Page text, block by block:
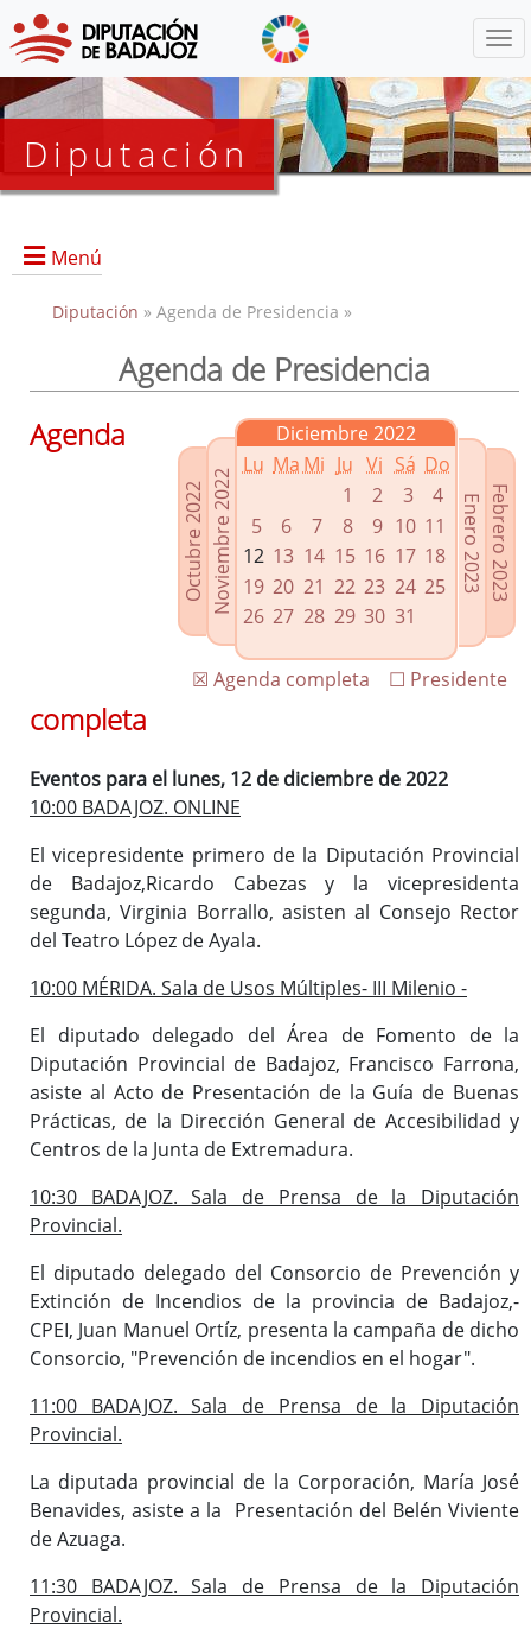
Diputación
Menú
Presidencia
Grupos Políticos
Enlaces relacionados
Agenda de Presidencia
Plenos provinciales y Juntas de gobierno
Oficina de Proyectos Europeos
Diputación » Agenda de Presidencia »
Agenda de Presidencia
Octubre 2022Noviembre 2022
Diciembre 2022
Lu Ma Mi Ju Vi Sá Do
1
2 3
4
5
6 7 8 9 10 11
12 13 14 15 16 17 18
19 20 21 22 23 24 25
26 27 28 29 30 31
Febrero 2023
Enero 2023
☐ Presidente
☒ Agenda completa
Agenda
completa
Eventos para el lunes, 12 de diciembre de 2022
10:00 BADAJOZ. ONLINE
El vicepresidente primero de la Diputación Provincial
de Badajoz,Ricardo Cabezas y la vicepresidenta
segunda, Virginia Borrallo, asisten al Consejo Rector
del Teatro López de Ayala.
10:00 MÉRIDA. Sala de Usos Múltiples- III Milenio -
El diputado delegado del Área de Fomento de la
Diputación Provincial de Badajoz, Francisco Farrona,
asiste al Acto de Presentación de la Guía de Buenas
Prácticas, de la Dirección General de Accesibilidad y
Centros de la Junta de Extremadura.
10:30 BADAJOZ. Sala de Prensa de la Diputación
Provincial.
El diputado delegado del Consorcio de Prevención y
Extinción de Incendios de la provincia de Badajoz,-
CPEI, Juan Manuel Ortíz, presenta la campaña de dicho
Consorcio, "Prevención de incendios en el hogar".
11:00 BADAJOZ. Sala de Prensa de la Diputación
Provincial.
La diputada provincial de la Corporación, María José
Benavides, asiste a la Presentación del Belén Viviente
de Azuaga.
11:30 BADAJOZ. Sala de Prensa de la Diputación
Provincial.